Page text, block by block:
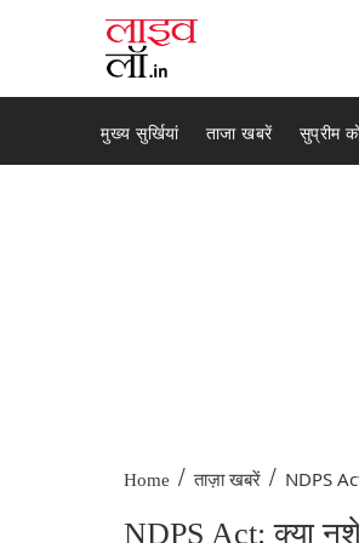
मुख्य सुर्खियां ताजा खबरें सुप्रीम
Home / ताज़ा खबरें / NDPS
NDPS Act: क्या